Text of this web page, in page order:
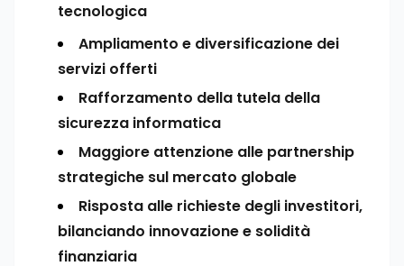
tecnologica
Ampliamento e diversificazione dei
servizi offerti
Rafforzamento della tutela della
sicurezza informatica
Maggiore attenzione alle partnership
strategiche sul mercato globale
Risposta alle richieste degli investitori,
bilanciando innovazione e solidità
finanziaria